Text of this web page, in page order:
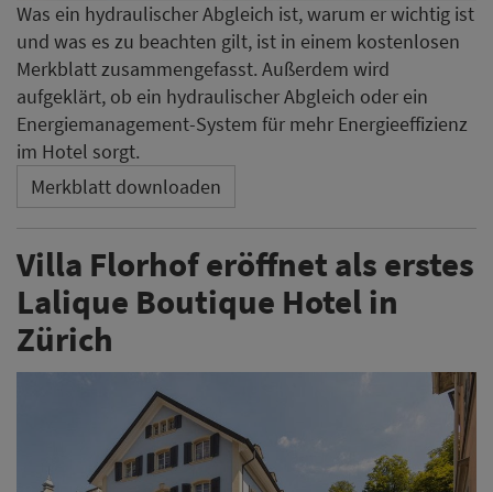
Was ein hydraulischer Abgleich ist, warum er wichtig ist
und was es zu beachten gilt, ist in einem kostenlosen
Merkblatt zusammengefasst. Außerdem wird
aufgeklärt, ob ein hydraulischer Abgleich oder ein
Energiemanagement-System für mehr Energieeffizienz
im Hotel sorgt.
Merkblatt downloaden
Villa Florhof eröffnet als erstes
Lalique Boutique Hotel in
Zürich